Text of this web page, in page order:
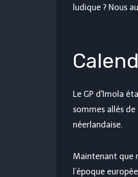
ludique ? Nous
Le GP d'Imola
sommes allés
néerlandaise.
Maintenant que
l’époque